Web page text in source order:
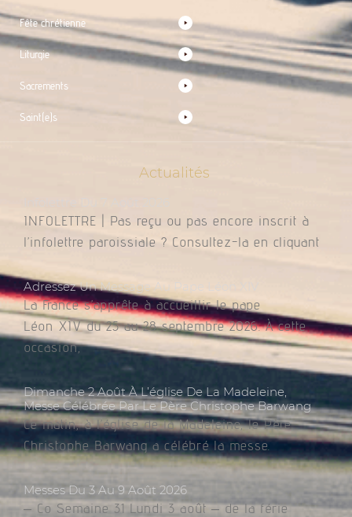
Fête chrétienne
Liturgie
Sacrements
Saint(e)s
Actualités
INFOLETTRE | Pas reçu ou pas encore inscrit à
l’infolettre paroissiale ? Consultez-la en cliquant
Adressez Un Message Au Pape Léon XIV
La France s’apprête à accueillir le pape
Léon XIV du 25 au 28 septembre 2026. À cette
occasion,
Dimanche 2 Août À L’église De La Madeleine,
Messe Célébrée Par Le Père Christophe Barwang
Ce matin, à l’église de la Madeleine, le Père
Christophe Barwang a célébré la messe.
Messes Du 3 Au 9 Août 2026
– Co Semaine 31 Lundi 3 août – de la férie